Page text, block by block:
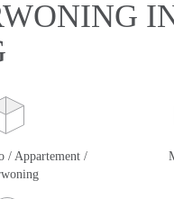
/ Appartement /